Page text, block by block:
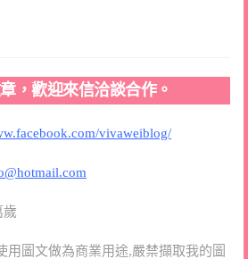
，歡迎來信洽談合作。
vivaweiblog/
歲
用圖文做為商業用途,嚴禁擷取我的圖